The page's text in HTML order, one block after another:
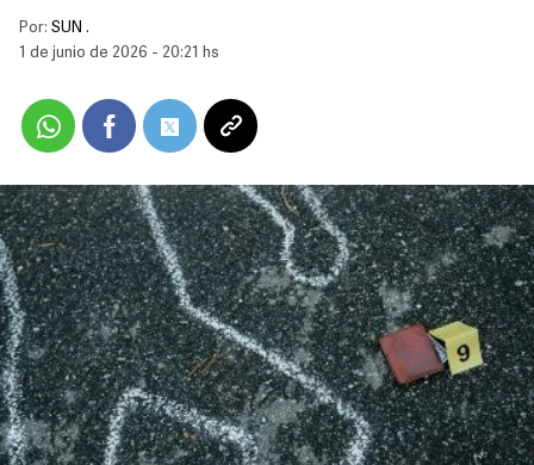
Por: SUN .
1 de junio de 2026 - 20:21 hs